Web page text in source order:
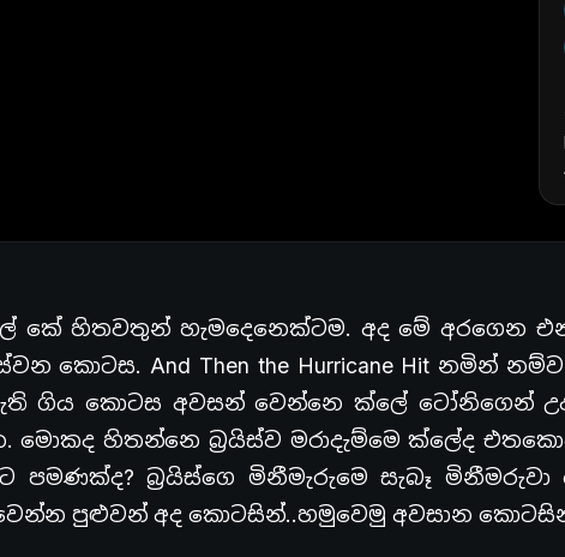
හිතවතුන් හැමදෙනෙක්ටම. අද මේ අරගෙන
කොටස. And Then the Hurricane Hit නමින්
ගිය කොටස අවසන් වෙන්නෙ ක්ලේ ටෝනිගෙන්
හිතන්නෙ බ්‍රයිස්ව මරාදැම්මෙ ක්ලේද
බ්‍රයිස්ගෙ මිනීමැරුමෙ සැබෑ
පුළුවන් අද කොටසින්..හමුවෙමු අවසාන